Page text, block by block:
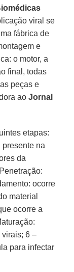
viral se
fábrica de
e
o motor, a
final, todas
peças e
aoJornal
etapas:
na
da
ocorre
material
ocorre a
virais; 6 –
para infectar